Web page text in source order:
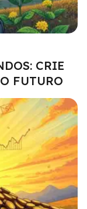
CRIE
FUTURO